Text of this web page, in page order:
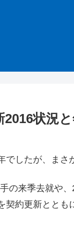
2016状況
でしたが、ま
の来季去就や
契約更新ととも